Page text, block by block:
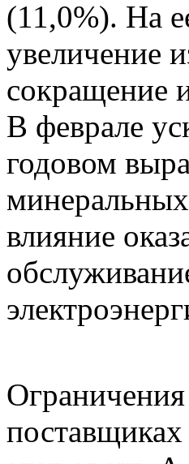
(11,0%). На
увеличение
сокращение
В феврале
годовом
влияние